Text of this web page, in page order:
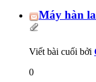
Máy hàn
Viết bài cuối bởi
0